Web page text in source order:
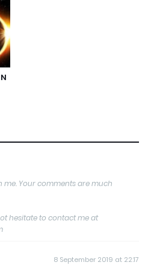
Your comments are much
hesitate to contact me at
8 September 2019 at 22:17